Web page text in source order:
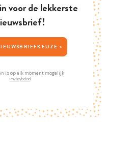
voor de lekkerste
JOUW NIEUWSBRIEFKEUZE >
is op elk moment mogelijk
Privacybeleid